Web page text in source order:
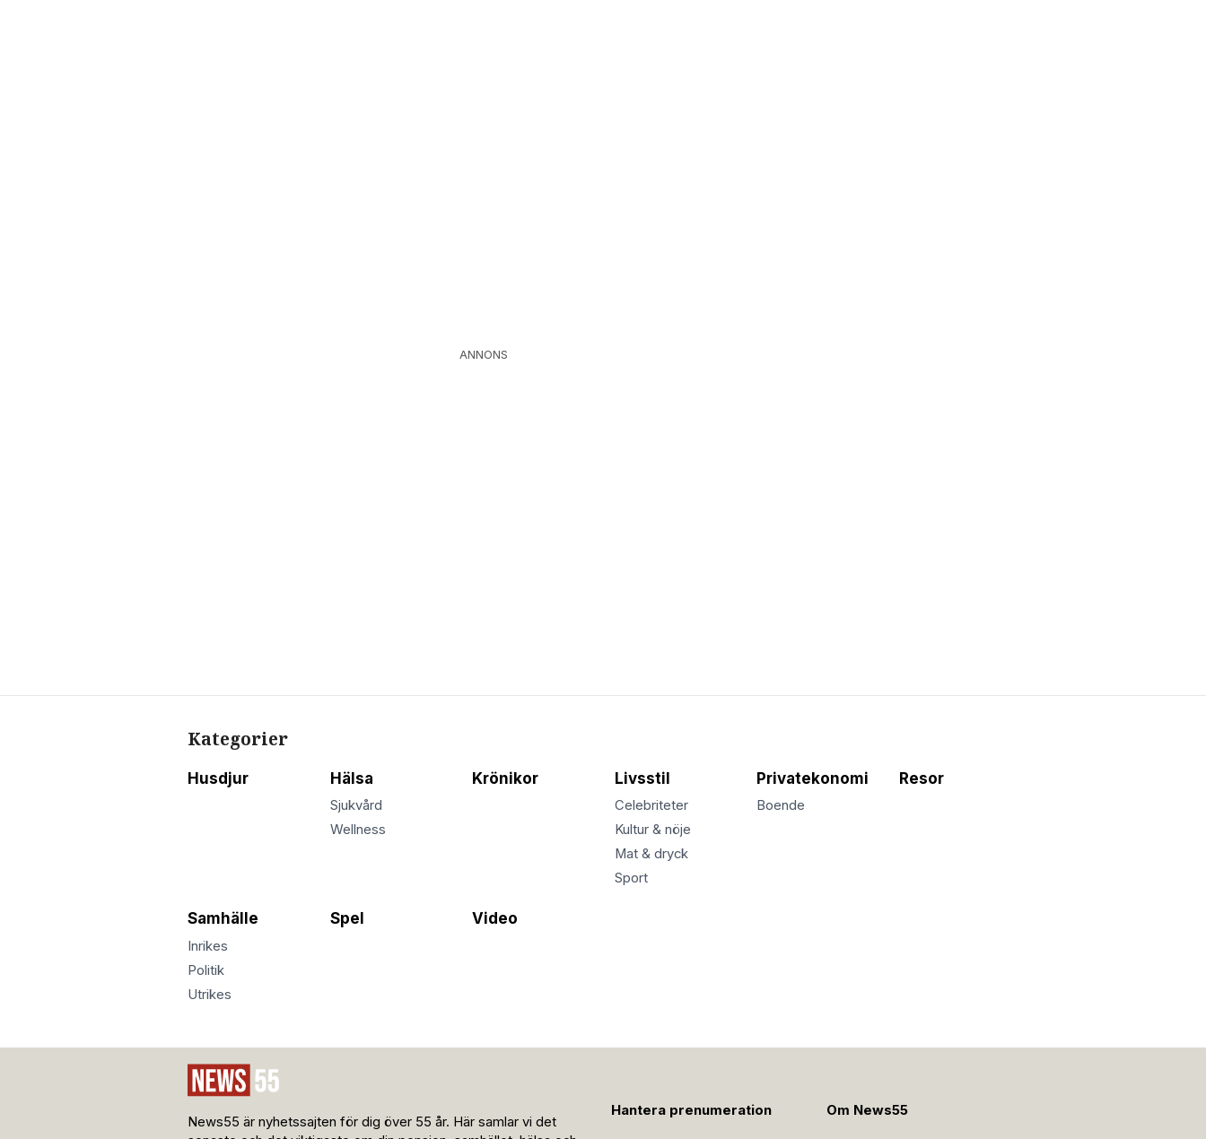
ANNONS
Kategorier
Husdjur Hälsa
Sjukvård
Wellness
Krönikor Livsstil
Celebriteter
Kultur & nöje
Mat & dryck
Sport
Privatekonomi
Boende
Resor
Samhälle
Inrikes
Politik
Utrikes
Spel Video
News55 är nyhetssajten för dig över 55 år. Här samlar vi det
Hantera prenumeration Om News55